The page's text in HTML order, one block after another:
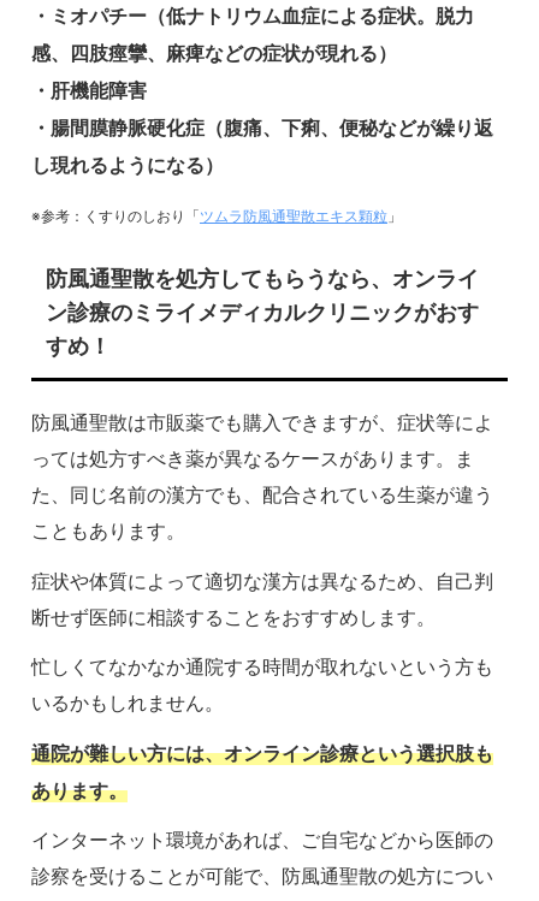
・ミオパチー（低ナトリウム血症による症状。脱力
感、四肢痙攣、麻痺などの症状が現れる）
・肝機能障害
・腸間膜静脈硬化症（腹痛、下痢、便秘などが繰り返
し現れるようになる）
※参考：くすりのしおり「ツムラ防風通聖散エキス顆粒 」
防風通聖散を処方してもらうなら、オンライ
ン診療のミライメディカルクリニックがおす
すめ！
防風通聖散は市販薬でも購入できますが、症状等によ
っては処方すべき薬が異なるケースがあります。ま
た、同じ名前の漢方でも、配合されている生薬が違う
こともあります。
症状や体質によって適切な漢方は異なるため、自己判
断せず医師に相談することをおすすめします。
忙しくてなかなか通院する時間が取れないという方も
いるかもしれません。
通院が難しい方には、オンライン診療という選択肢も
あります。
インターネット環境があれば、ご自宅などから医師の
診察を受けることが可能で、防風通聖散の処方につい